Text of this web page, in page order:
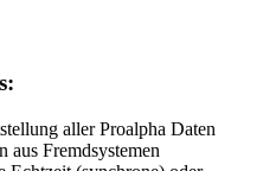
aller Proalpha Daten
aus Fremdsystemen